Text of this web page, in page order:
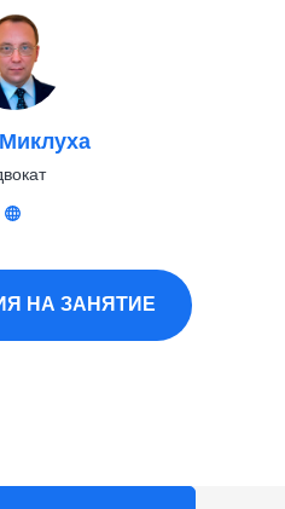
НА ЗАНЯТИЕ